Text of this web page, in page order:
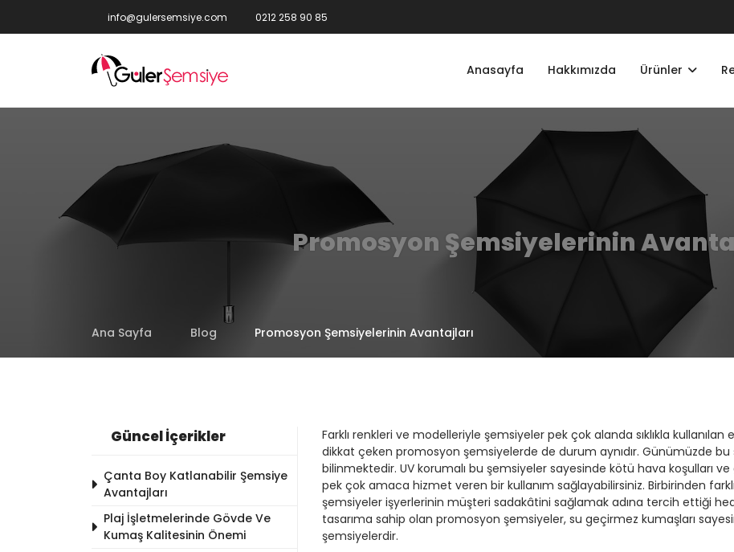
info@gulersemsiye.com 0212 258 90 85
Anasayfa Hakkımızda Ürünler
Promosyon Şemsiyelerinin
Ana Sayfa Blog Promosyon Şemsiyelerinin Avantajları
Güncel İçerikler
Çanta Boy Katlanabilir Şemsiye
Avantajları
Plaj İşletmelerinde Gövde Ve
Kumaş Kalitesinin Önemi
Farklı renkleri ve modelleriyle şemsiyeler pek çok alanda sıklıkla
dikkat çeken promosyon şemsiyelerde de durum aynıdır. Günümüzde
bilinmektedir. UV korumalı bu şemsiyeler sayesinde kötü hava koşulları ve
pek çok amaca hizmet veren bir kullanım sağlayabilirsiniz. Birbirinden
şemsiyeler işyerlerinin müşteri sadakâtini sağlamak adına tercih ettiği
tasarıma sahip olan promosyon şemsiyeler, su geçirmez kumaşları
şemsiyelerdir.